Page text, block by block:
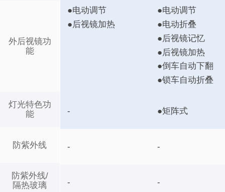
外后视镜功
能
灯光特色功
能
防紫外线
防紫外线/
隔热玻璃
●电动调节
●后视镜加热
●电动调节
●电动折叠
●后视镜记忆
●后视镜加热
●倒车自动下翻
●锁车自动折叠
- ●矩阵式
- -
- -